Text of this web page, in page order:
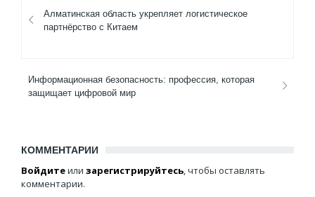
Алматинская область укрепляет логистическое
партнёрство с Китаем
Информационная безопасность: профессия, которая
защищает цифровой мир
КОММЕНТАРИИ
Войдитеили зарегистрируйтесь, чтобы оставлять
комментарии.